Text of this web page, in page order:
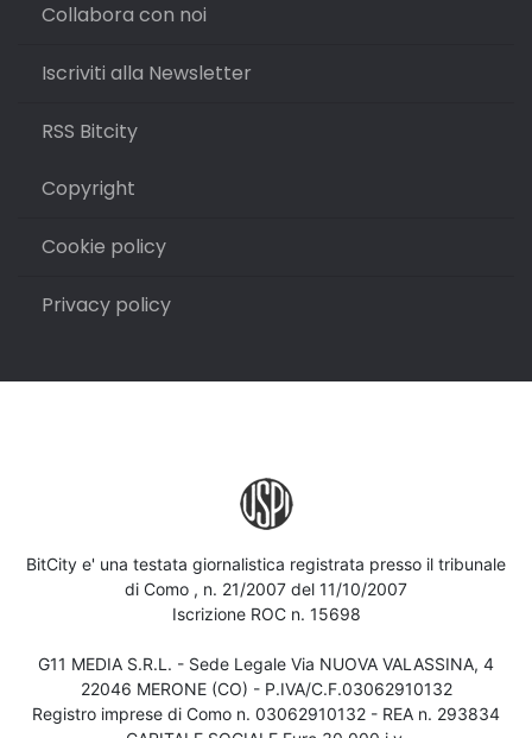
Collabora con noi
Iscriviti alla Newsletter
RSS Bitcity
Copyright
Cookie policy
Privacy policy
BitCity e' una testata giornalistica registrata presso il tribunale
di Como , n. 21/2007 del 11/10/2007
Iscrizione ROC n. 15698
G11 MEDIA S.R.L. - Sede Legale Via NUOVA VALASSINA, 4
22046 MERONE (CO) - P.IVA/C.F.03062910132
Registro imprese di Como n. 03062910132 - REA n. 293834